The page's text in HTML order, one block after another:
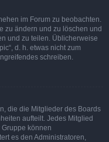
im Forum zu beobachten.
zu ändern und zu löschen und
und zu teilen. Üblicherweise
d. h. etwas nicht zum
schreiben.
die die Mitglieder des Boards
aufteilt. Jedes Mitglied
können
es den Administratoren,